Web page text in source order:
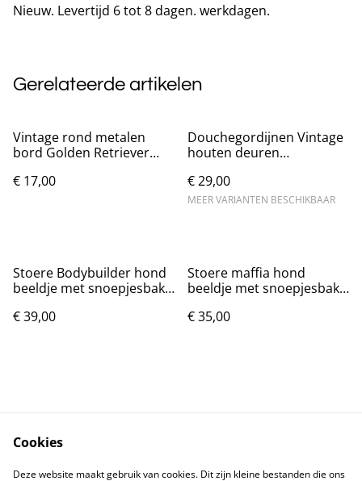
Nieuw. Levertijd 6 tot 8 dagen. werkdagen.
Gerelateerde artikelen
Vintage rond metalen
bord Golden Retriever
€ 17,00
Douchegordijnen Vintage
houten deuren
€ 29,00
MEER VARIANTEN BESCHIKBAAR
Stoere Bodybuilder hond
beeldje met snoepjesbak
€ 39,00
Stoere maffia hond
beeldje met snoepjesbak
€ 35,00
Contact
Voorwaarden
Cookies
Deze website maakt gebruik van cookies. Dit zijn kleine bestanden die ons